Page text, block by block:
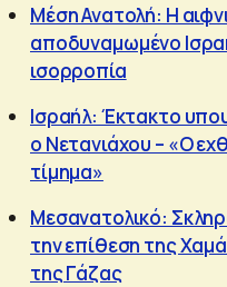
Μέση Ανατολή: Η
αποδυναμωμένο
ισορροπία
Ισραήλ: Έκτακτο
ο Νετανιάχου – «Ο
τίμημα»
Μεσανατολικό:
την επίθεση της
της Γάζας